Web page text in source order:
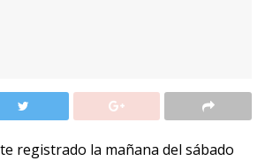
registrado la mañana del sábado